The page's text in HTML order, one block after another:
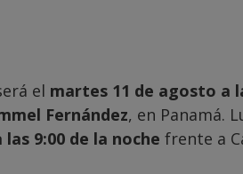
el martes 11 de agosto a
Fernández, en Panamá.
9:00 de la noche frente a